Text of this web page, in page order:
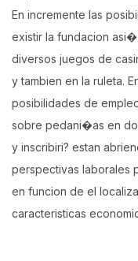
En incremente las
existir la fundacion
diversos juegos de
y tambien en la ruleta.
posibilidades de
sobre pedani�as en
y inscribiri? estan
perspectivas laborales
en funcion de el
caracteristicas